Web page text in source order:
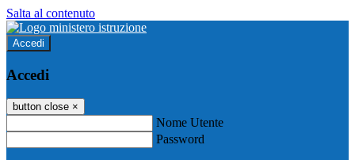
Salta al contenuto
Accedi
Accedi
button close ×
Nome Utente
Password